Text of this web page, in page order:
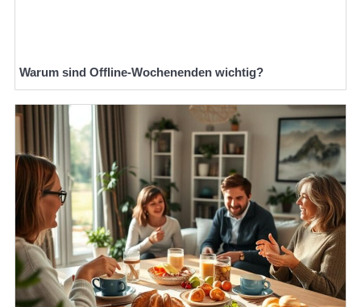
Warum sind Offline-Wochenenden wichtig?